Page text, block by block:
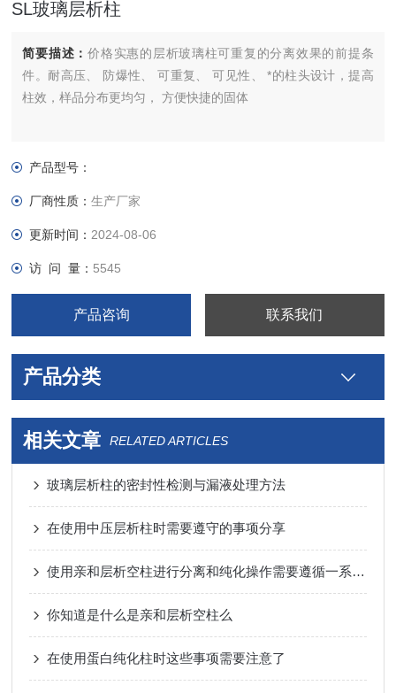
SL玻璃层析柱
简要描述：价格实惠的层析玻璃柱可重复的分离效果的前提条
件。耐高压、 防爆性、 可重复、 可见性、 *的柱头设计，提高
柱效，样品分布更均匀， 方便快捷的固体
产品型号：
厂商性质：生产厂家
更新时间： 2024-08-06
访 问 量： 5545
产品咨询 联系我们
产品分类
相关文章 RELATED ARTICLES
玻璃层析柱的密封性检测与漏液处理方法
在使用中压层析柱时需要遵守的事项分享
使用亲和层析空柱进行分离和纯化操作需要遵循一系列步骤
你知道是什么是亲和层析空柱么
在使用蛋白纯化柱时这些事项需要注意了